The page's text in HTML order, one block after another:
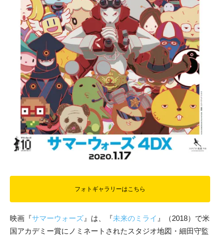
フォトギャラリーはこちら
映画『サマーウォーズ 』は、『未来のミライ 』（2018）で米
国アカデミー賞にノミネートされたスタジオ地図・細田守監